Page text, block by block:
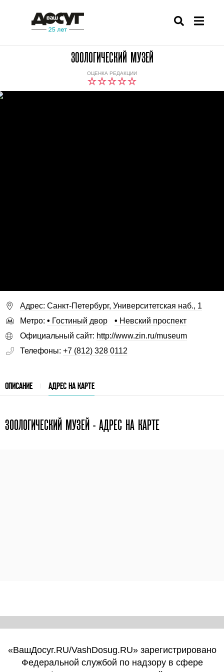
ЗООЛОГИЧЕСКИЙ МУЗЕЙ
ОЦЕНКА РЕДАКЦИИ
Адрес: Санкт-Петербург, Университетская наб., 1
Метро: • Гостиный двор • Невский проспект
Официальный сайт: http://www.zin.ru/museum
Телефоны: +7 (812) 328 0112
ОПИСАНИЕ АДРЕС НА КАРТЕ
ЗООЛОГИЧЕСКИЙ МУЗЕЙ - АДРЕС НА КАРТЕ
«ВашДосуг.RU/VashDosug.RU» зарегистрировано
Федеральной службой по надзору в сфере